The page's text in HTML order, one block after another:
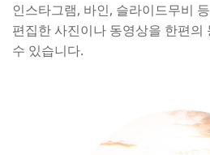
인스타그램, 바인, 슬라이드무비
편집한 사진이나 동영상을 한편의
수 있습니다.